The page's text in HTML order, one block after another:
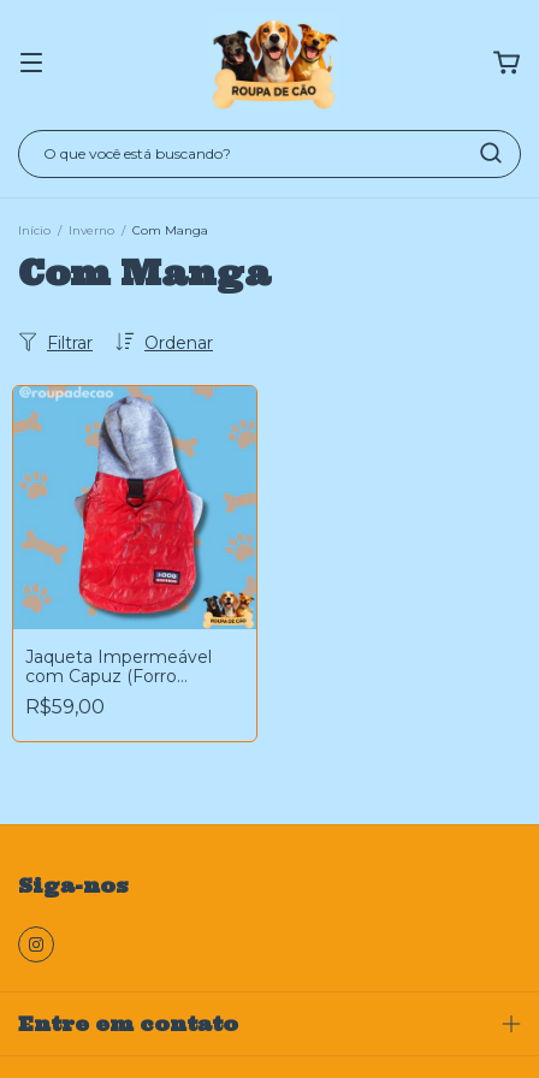
Início / Inverno / Com Manga
Com Manga
Ordenar
Filtrar
Jaqueta Impermeável
com Capuz (Forro
Quentinho + Engate para
Guia) – Linha Premium
R$59,00
Siga-nos
Entre em contato